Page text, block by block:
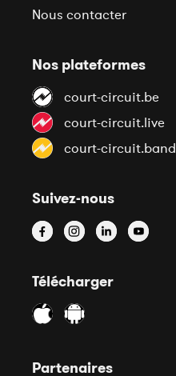
Nous contacter
Nos plateformes
court-circuit.be
court-circuit.live
court-circuit.band
Suivez-nous
Télécharger
Partenaires